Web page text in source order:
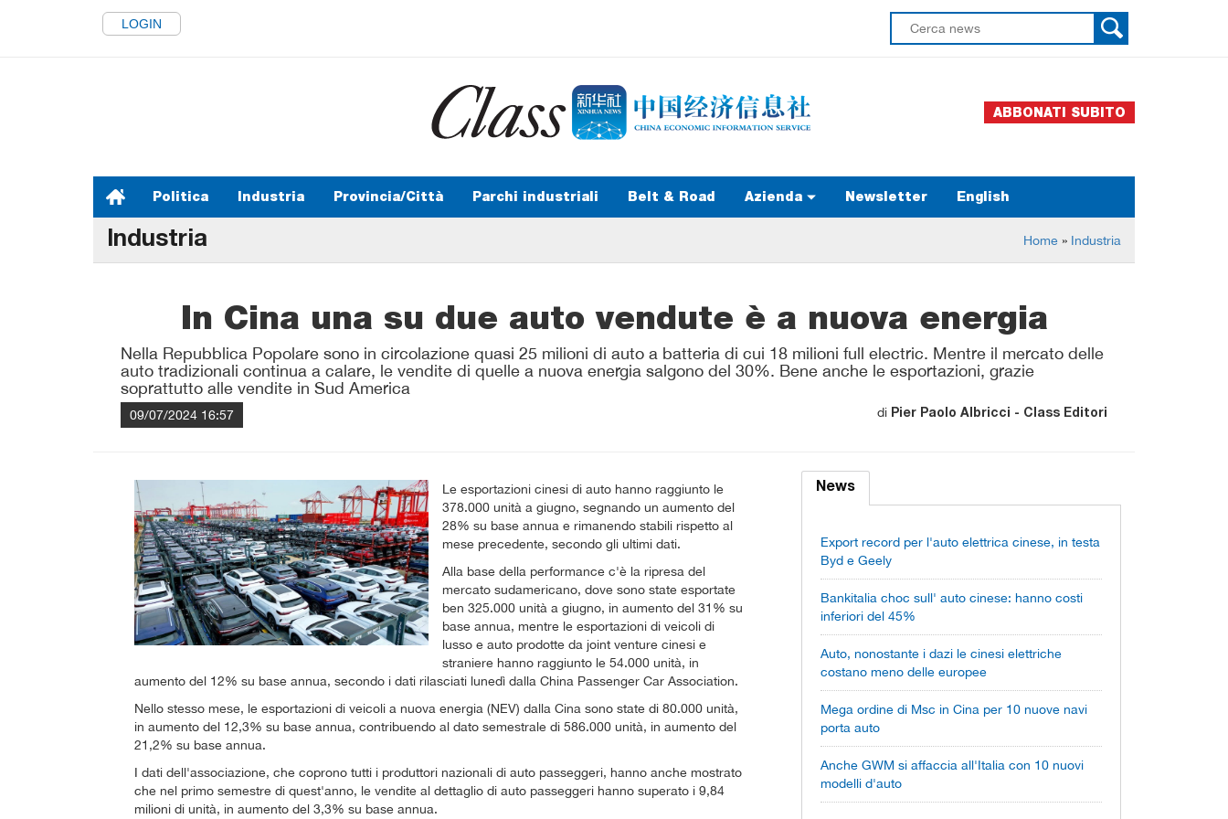
LOGIN
ABBONATI SUBITO
Politica Industria Provincia/Città Parchi industriali Belt & Road Azienda Newsletter English
Industria Home » Industria
In Cina una su due auto vendute è a nuova energia
Nella Repubblica Popolare sono in circolazione quasi 25 milioni di auto a batteria di cui 18 milioni full electric. Mentre il mercato delle
auto tradizionali continua a calare, le vendite di quelle a nuova energia salgono del 30%. Bene anche le esportazioni, grazie
soprattutto alle vendite in Sud America
09/07/2024 16:57 di Pier Paolo Albricci - Class Editori
Le esportazioni cinesi di auto hanno raggiunto le
378.000 unità a giugno, segnando un aumento del
28% su base annua e rimanendo stabili rispetto al
mese precedente, secondo gli ultimi dati.
Alla base della performance c'è la ripresa del
mercato sudamericano, dove sono state esportate
ben 325.000 unità a giugno, in aumento del 31% su
base annua, mentre le esportazioni di veicoli di
lusso e auto prodotte da joint venture cinesi e
straniere hanno raggiunto le 54.000 unità, in
aumento del 12% su base annua, secondo i dati rilasciati lunedì dalla China Passenger Car Association.
Nello stesso mese, le esportazioni di veicoli a nuova energia (NEV) dalla Cina sono state di 80.000 unità,
in aumento del 12,3% su base annua, contribuendo al dato semestrale di 586.000 unità, in aumento del
21,2% su base annua.
I dati dell'associazione, che coprono tutti i produttori nazionali di auto passeggeri, hanno anche mostrato
che nel primo semestre di quest'anno, le vendite al dettaglio di auto passeggeri hanno superato i 9,84
milioni di unità, in aumento del 3,3% su base annua.
News
Export record per l'auto elettrica cinese, in testa
Byd e Geely
Bankitalia choc sull' auto cinese: hanno costi
inferiori del 45%
Auto, nonostante i dazi le cinesi elettriche
costano meno delle europee
Mega ordine di Msc in Cina per 10 nuove navi
porta auto
Anche GWM si affaccia all'Italia con 10 nuovi
modelli d'auto